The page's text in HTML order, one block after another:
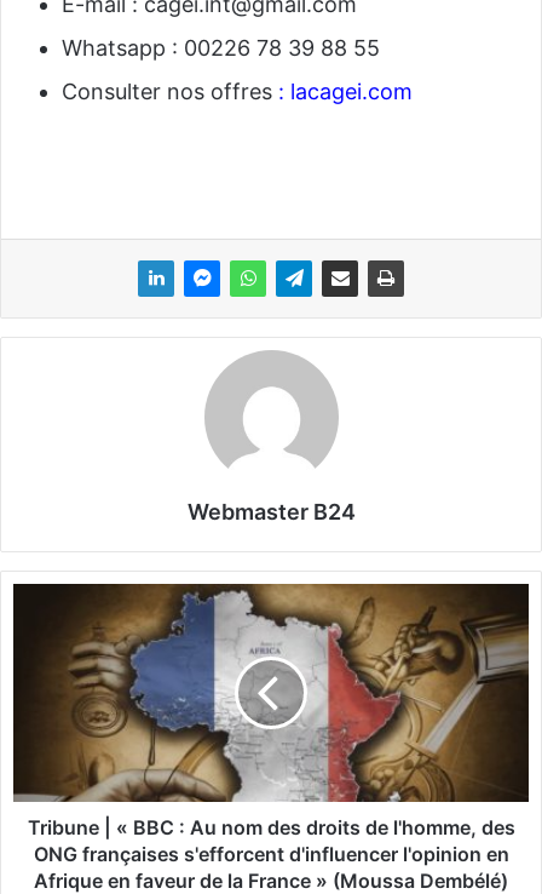
Whatsapp : 00226 78 39 88 55
Consulter nos offres : lacagei.com
Webmaster B24
«
Tribune | « BBC : Au nom des droits de l'homme, des
ONG françaises s'efforcent d'influencer l'opinion en
Afrique en faveur de la France » (Moussa Dembélé)